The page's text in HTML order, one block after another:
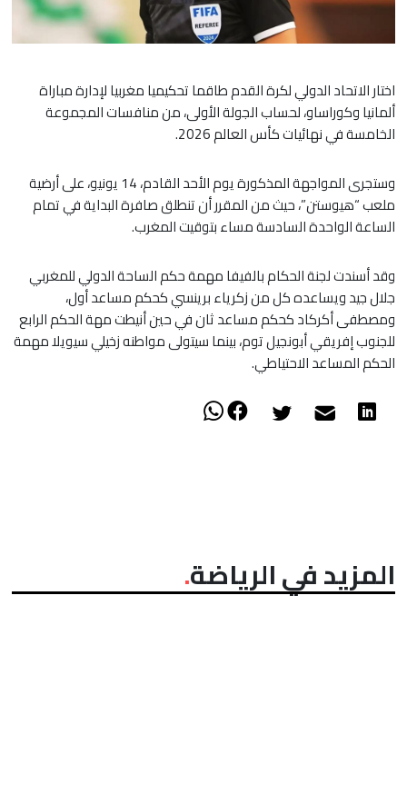
اختار الاتحاد الدولي لكرة القدم طاقما تحكيميا مغربيا لإدارة مباراة
ألمانيا وكوراساو، لحساب الجولة الأولى، من منافسات المجموعة
الخامسة في نهائيات كأس العالم 2026.
​وستجرى المواجهة المذكورة يوم الأحد القادم، 14 يونيو، على أرضية
ملعب “هيوستن”، حيث من المقرر أن تنطلق صافرة البداية في تمام
الساعة الواحدة السادسة مساء بتوقيت المغرب.
​وقد أسندت لجنة الحكام بالفيفا مهمة حكم الساحة الدولي للمغربي
جلال جيد ويساعده كل من زكرياء برينسي كحكم مساعد أول،
ومصطفى أكركاد كحكم مساعد ثان في حين أنيطت مهة الحكم الرابع
للجنوب إفريقي أبونجيل توم، بينما سيتولى مواطنه زخيلي سيويلا مهمة
الحكم المساعد الاحتياطي.
المزيد في الرياضة